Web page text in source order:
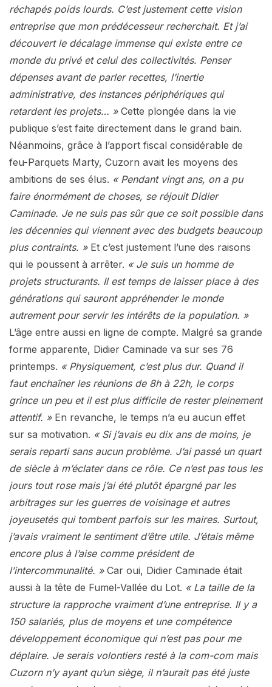
réchapés poids lourds. C’est justement cette vision
entreprise que mon prédécesseur recherchait. Et j’ai
découvert le décalage immense qui existe entre ce
monde du privé et celui des collectivités. Penser
dépenses avant de parler recettes, l’inertie
administrative, des instances périphériques qui
retardent les projets… »Cette plongée dans la vie
publique s’est faite directement dans le grand bain.
Néanmoins, grâce à l’apport fiscal considérable de
feu-Parquets Marty, Cuzorn avait les moyens des
ambitions de ses élus. « Pendant vingt ans, on a pu
faire énormément de choses, se réjouit Didier
Caminade. Je ne suis pas sûr que ce soit possible dans
les décennies qui viennent avec des budgets beaucoup
plus contraints. » Et c’est justement l’une des raisons
qui le poussent à arrêter. « Je suis un homme de
projets structurants. Il est temps de laisser place à des
générations qui sauront appréhender le monde
autrement pour servir les intérêts de la population. »
L’âge entre aussi en ligne de compte. Malgré sa grande
forme apparente, Didier Caminade va sur ses 76
printemps. « Physiquement, c’est plus dur. Quand il
faut enchaîner les réunions de 8h à 22h, le corps
grince un peu et il est plus difficile de rester pleinement
attentif. »En revanche, le temps n’a eu aucun effet
sur sa motivation. « Si j’avais eu dix ans de moins, je
serais reparti sans aucun problème. J’ai passé un quart
de siècle à m’éclater dans ce rôle. Ce n’est pas tous les
jours tout rose mais j’ai été plutôt épargné par les
arbitrages sur les guerres de voisinage et autres
joyeusetés qui tombent parfois sur les maires. Surtout,
j’avais vraiment le sentiment d’être utile. J’étais même
encore plus à l’aise comme président de
l’intercommunalité. »Car oui, Didier Caminade était
aussi à la tête de Fumel-Vallée du Lot. « La taille de la
structure la rapproche vraiment d’une entreprise. Il y a
150 salariés, plus de moyens et une compétence
développement économique qui n’est pas pour me
déplaire. Je serais volontiers resté à la com-com mais
Cuzorn n’y ayant qu’un siège, il n’aurait pas été juste